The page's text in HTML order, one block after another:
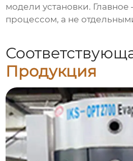
модели установки. Главное
процессом, а не
Продукция